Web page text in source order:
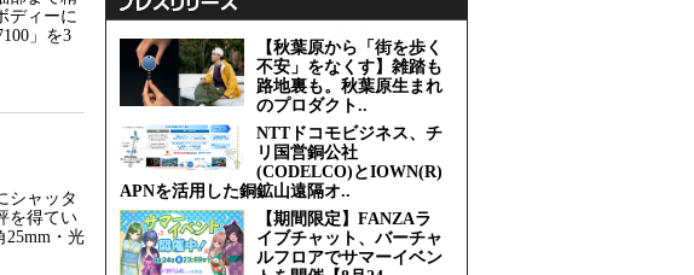
ディーに
」を3
シャッタ
を得てい
25mm・光
【秋葉原から「街を歩く
不安」をなくす】雑踏も
路地裏も。秋葉原生まれ
のプロダクト..
NTTドコモビジネス、チ
リ国営銅公社
(CODELCO)とIOWN(R)
APNを活用した銅鉱山遠隔オ..
【期間限定】FANZAラ
イブチャット、バーチャ
ルフロアでサマーイベン